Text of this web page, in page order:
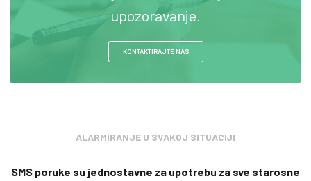
upozoravanje.
KONTAKTIRAJTE NAS
ALARMIRANJE U SVAKOJ SITUACIJI
SMS poruke su jednostavne za upotrebu za sve starosne